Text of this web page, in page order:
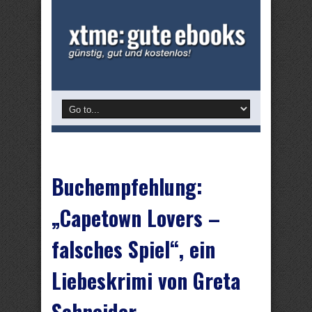
Buchempfehlung:
„Capetown Lovers –
falsches Spiel“, ein
Liebeskrimi von Greta